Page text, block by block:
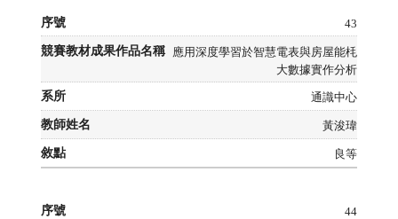
43
應用深度學習於智慧電表與房屋能枆
大數據實作分析
通識中心
黃浚瑋
良等
44